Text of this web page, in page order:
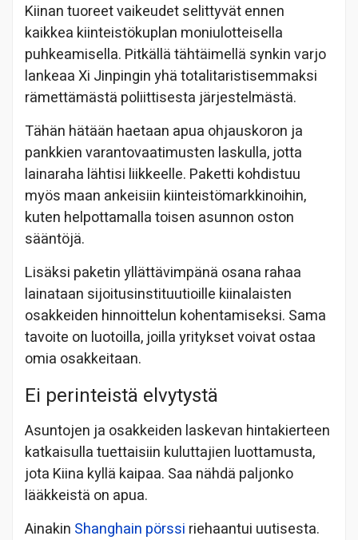
Kiinan tuoreet vaikeudet selittyvät ennen
kaikkea kiinteistökuplan moniulotteisella
puhkeamisella. Pitkällä tähtäimellä synkin varjo
lankeaa Xi Jinpingin yhä totalitaristisemmaksi
rämettämästä poliittisesta järjestelmästä.
Tähän hätään haetaan apua ohjauskoron ja
pankkien varantovaatimusten laskulla, jotta
lainaraha lähtisi liikkeelle. Paketti kohdistuu
myös maan ankeisiin kiinteistömarkkinoihin,
kuten helpottamalla toisen asunnon oston
sääntöjä.
Lisäksi paketin yllättävimpänä osana rahaa
lainataan sijoitusinstituutioille kiinalaisten
osakkeiden hinnoittelun kohentamiseksi. Sama
tavoite on luotoilla, joilla yritykset voivat ostaa
omia osakkeitaan.
Ei perinteistä elvytystä
Asuntojen ja osakkeiden laskevan hintakierteen
katkaisulla tuettaisiin kuluttajien luottamusta,
jota Kiina kyllä kaipaa. Saa nähdä paljonko
lääkkeistä on apua.
Ainakin Shanghain pörssi riehaantui uutisesta.